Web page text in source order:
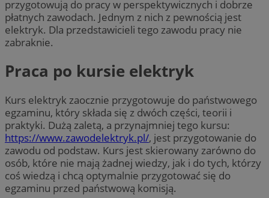
przygotowują do pracy w perspektywicznych i dobrze
płatnych zawodach. Jednym z nich z pewnością jest
elektryk. Dla przedstawicieli tego zawodu pracy nie
zabraknie.
Praca po kursie elektryk
Kurs elektryk zaocznie przygotowuje do państwowego
egzaminu, który składa się z dwóch części, teorii i
praktyki. Dużą zaletą, a przynajmniej tego kursu:
https://www.zawodelektryk.pl/, jest przygotowanie do
zawodu od podstaw. Kurs jest skierowany zarówno do
osób, które nie mają żadnej wiedzy, jak i do tych, którzy
coś wiedzą i chcą optymalnie przygotować się do
egzaminu przed państwową komisją.